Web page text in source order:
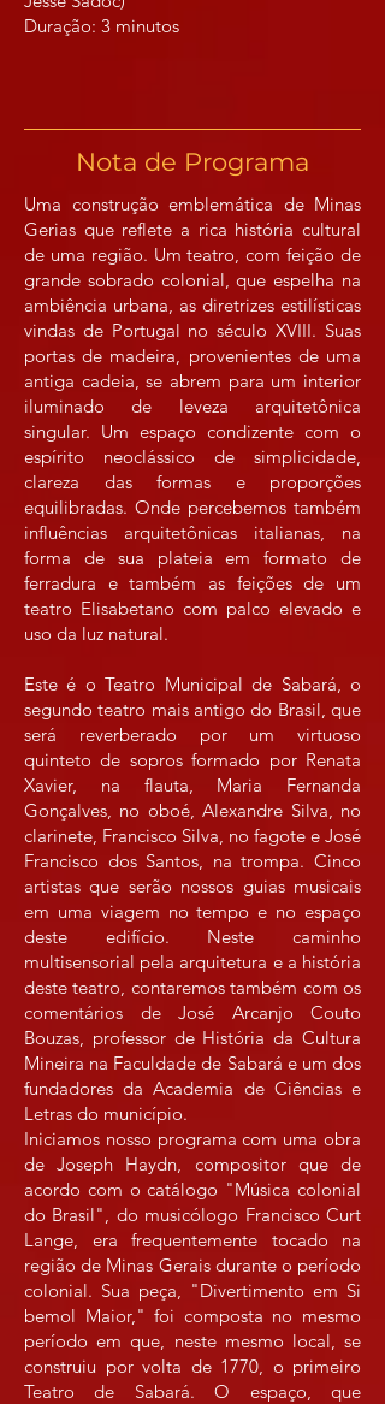
Duração: 3 min​​utos
Nota de Programa
Uma construção emblemática de Minas
Gerias que reflete a rica história cultural
de uma região. Um teatro, com feição de
grande sobrado colonial, que espelha na
ambiência urbana, as diretrizes estilísticas
vindas de Portugal no século XVIII. Suas
portas de madeira, provenientes de uma
antiga cadeia, se abrem para um interior
iluminado de leveza arquitetônica
singular. Um espaço condizente com o
espírito neoclássico de simplicidade,
clareza das formas e proporções
equilibradas. Onde percebemos também
influências arquitetônicas italianas, na
forma de sua plateia em formato de
ferradura e também as feições de um
teatro Elisabetano com palco elevado e
uso da luz natural.
Este é o Teatro Municipal de Sabará, o
segundo teatro mais antigo do Brasil, que
será reverberado por um virtuoso
quinteto de sopros formado por Renata
Xavier, na flauta, Maria Fernanda
Gonçalves, no oboé, Alexandre Silva, no
clarinete, Francisco Silva, no fagote e José
Francisco dos Santos, na trompa. Cinco
artistas que serão nossos guias musicais
em uma viagem no tempo e no espaço
deste edifício. Neste caminho
multisensorial pela arquitetura e a história
deste teatro, contaremos também com os
comentários de José Arcanjo Couto
Bouzas, professor de História da Cultura
Mineira na Faculdade de Sabará e um dos
fundadores da Academia de Ciências e
Letras do município.
Iniciamos nosso programa com uma obra
de Joseph Haydn, compositor que de
acordo com o catálogo "Música colonial
do Brasil", do musicólogo Francisco Curt
Lange, era frequentemente tocado na
região de Minas Gerais durante o período
colonial. Sua peça, "Divertimento em Si
bemol Maior," foi composta no mesmo
período em que, neste mesmo local, se
construiu por volta de 1770, o primeiro
Teatro de Sabará. O espaço, que